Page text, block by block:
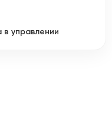
управлении